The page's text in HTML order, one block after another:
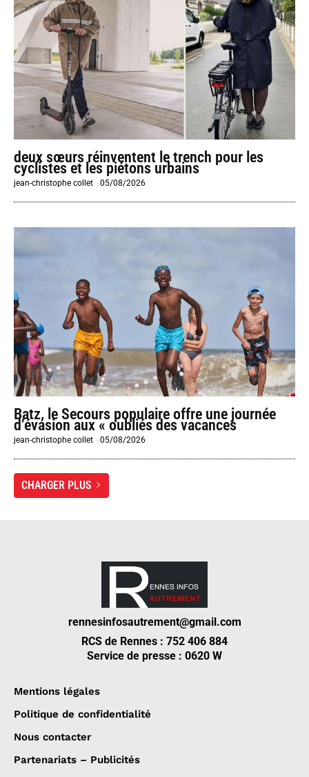
deux sœurs réinventent le trench pour les
cyclistes et les piétons urbains
jean-christophe collet -05/08/2026
Batz, le Secours populaire offre une journée
d’évasion aux « oubliés des vacances
jean-christophe collet -05/08/2026
CHARGER PLUS
rennesinfosautrement@gmail.com
RCS de Rennes : 752 406 884
Service de presse : 0620 W
Mentions légales
Politique de confidentialité
Nous contacter
Partenariats – Publicités